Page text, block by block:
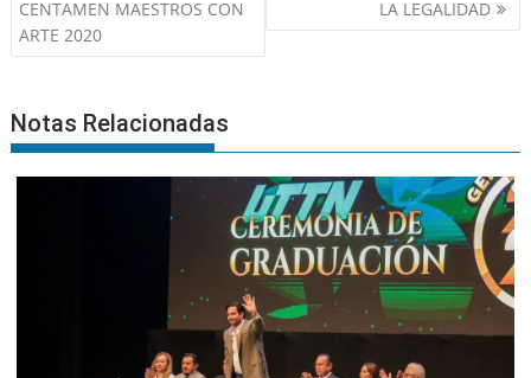
de
entradas
CENTAMEN MAESTROS CON
ARTE 2020
LA LEGALIDAD
Notas Relacionadas